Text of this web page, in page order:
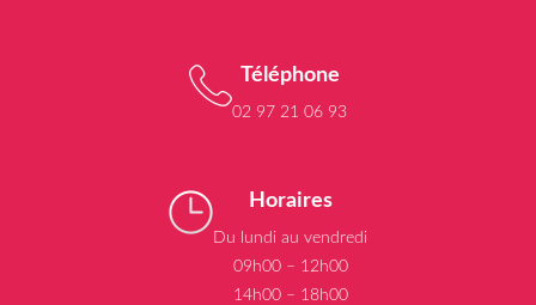
Téléphone
02 97 21 06 93
Horaires
Du lundi au vendredi
09h00 – 12h00
14h00 – 18h00